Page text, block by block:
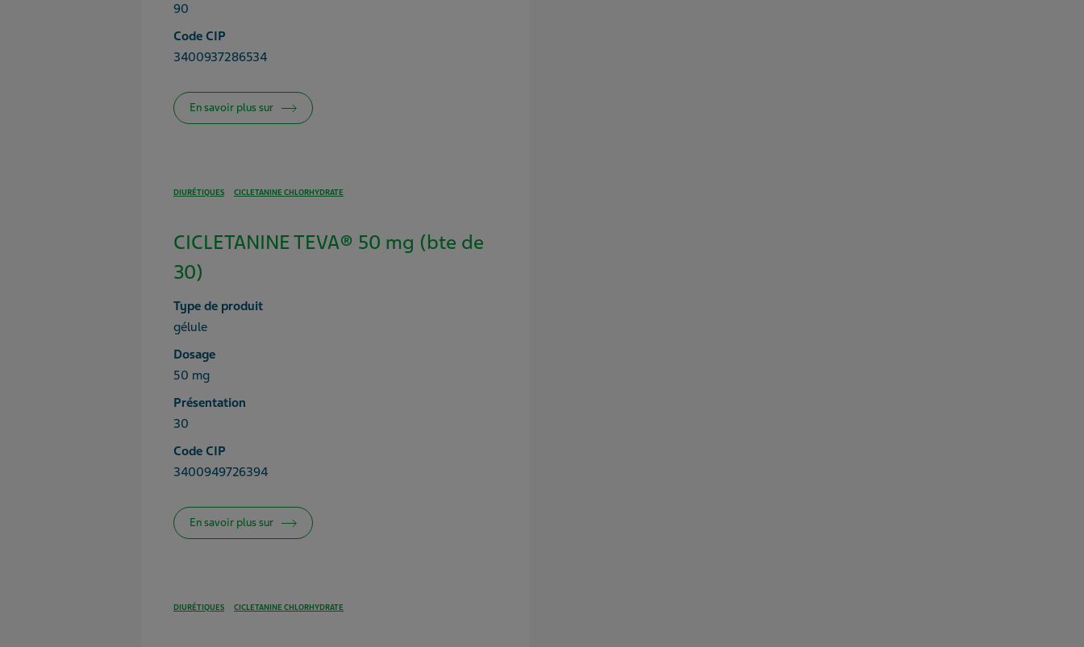
90
Code CIP
3400937286534
En savoir plus sur
DIURÉTIQUES CICLETANINE CHLORHYDRATE
CICLETANINE TEVA® 50 mg (bte de
30)
Type de produit
gélule
Dosage
50 mg
Présentation
30
Code CIP
3400949726394
En savoir plus sur
DIURÉTIQUES CICLETANINE CHLORHYDRATE